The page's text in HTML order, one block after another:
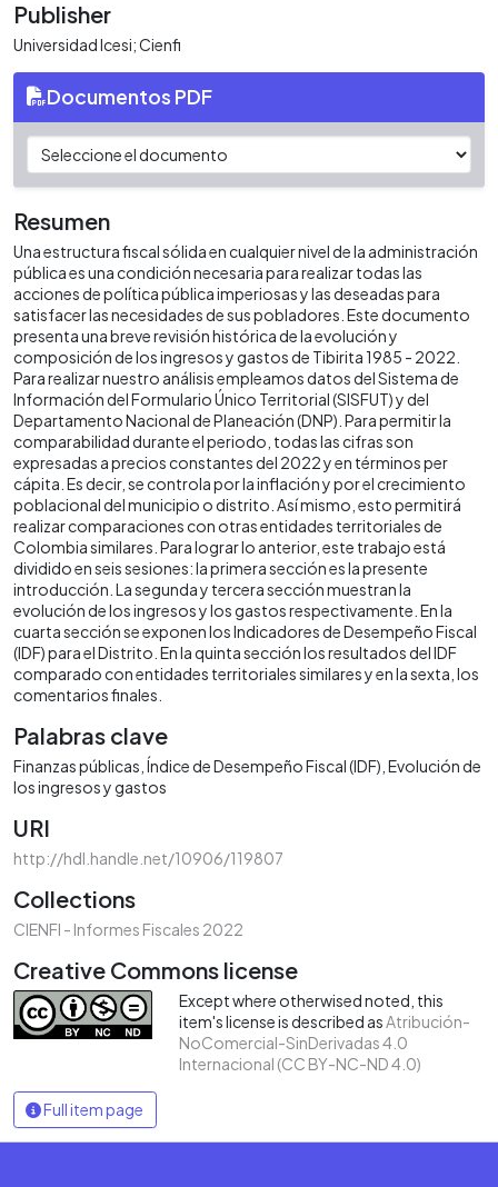
Publisher
Universidad Icesi; Cienfi
Documentos PDF
Resumen
Una estructura fiscal sólida en cualquier nivel de la administración
pública es una condición necesaria para realizar todas las
acciones de política pública imperiosas y las deseadas para
satisfacer las necesidades de sus pobladores. Este documento
presenta una breve revisión histórica de la evolución y
composición de los ingresos y gastos de Tibirita 1985 - 2022.
Para realizar nuestro análisis empleamos datos del Sistema de
Información del Formulario Único Territorial (SISFUT) y del
Departamento Nacional de Planeación (DNP). Para permitir la
comparabilidad durante el periodo, todas las cifras son
expresadas a precios constantes del 2022 y en términos per
cápita. Es decir, se controla por la inflación y por el crecimiento
poblacional del municipio o distrito. Así mismo, esto permitirá
realizar comparaciones con otras entidades territoriales de
Colombia similares. Para lograr lo anterior, este trabajo está
dividido en seis sesiones: la primera sección es la presente
introducción. La segunda y tercera sección muestran la
evolución de los ingresos y los gastos respectivamente. En la
cuarta sección se exponen los Indicadores de Desempeño Fiscal
(IDF) para el Distrito. En la quinta sección los resultados del IDF
comparado con entidades territoriales similares y en la sexta, los
comentarios finales.
Palabras clave
Finanzas públicas Índice de Desempeño Fiscal (IDF) Evolución de
los ingresos y gastos
URI
http://hdl.handle.net/10906/119807
Collections
CIENFI - Informes Fiscales 2022
Creative Commons license
Except where otherwised noted, this
item's license is described asAtribución-
NoComercial-SinDerivadas 4.0
Internacional (CC BY-NC-ND 4.0)
Full item page